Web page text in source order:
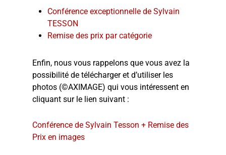
Conférence exceptionnelle de Sylvain
TESSON
Remise des prix par catégorie
Enfin, nous vous rappelons que vous avez la
possibilité de télécharger et d’utiliser les
photos (©AXIMAGE) qui vous intéressent en
cliquant sur le lien suivant :
Conférence de Sylvain Tesson + Remise des
Prix en images